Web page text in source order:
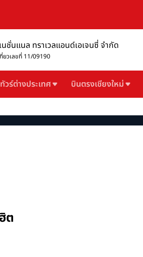
ชั่นแนล ทราเวลแอนด์เอเจนซี่ จำกัด
ยวเลขที่ 11/09190
ทัวร์ต่างประเทศ บินตรงเชียงใหม่
ต